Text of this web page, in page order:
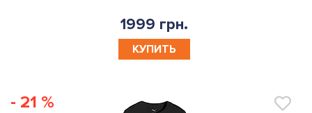
1999 грн.
КУПИТЬ
- 21 %